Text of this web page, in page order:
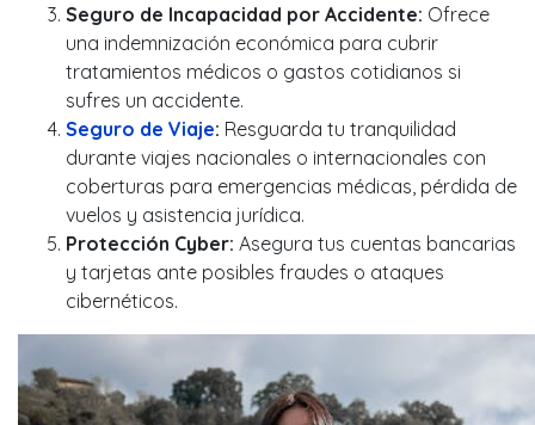
Seguro de Incapacidad por Accidente: Ofrece
una indemnización económica para cubrir
tratamientos médicos o gastos cotidianos si
sufres un accidente.
Seguro de Viaje: Resguarda tu tranquilidad
durante viajes nacionales o internacionales con
coberturas para emergencias médicas, pérdida de
vuelos y asistencia jurídica.
Protección Cyber: Asegura tus cuentas bancarias
y tarjetas ante posibles fraudes o ataques
cibernéticos.